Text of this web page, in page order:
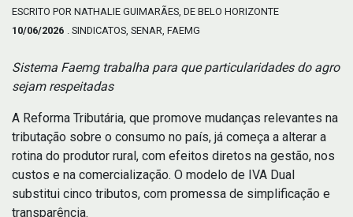
ESCRITO POR NATHALIE GUIMARÃES, DE BELO HORIZONTE
10/06/2026 . SINDICATOS, SENAR, FAEMG
Sistema Faemg trabalha para que particularidades do agro
sejam respeitadas
A Reforma Tributária, que promove mudanças relevantes na
tributação sobre o consumo no país, já começa a alterar a
rotina do produtor rural, com efeitos diretos na gestão, nos
custos e na comercialização. O modelo de IVA Dual
substitui cinco tributos, com promessa de simplificação e
transparência.